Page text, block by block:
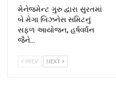
મેનેજમેન્ટ ગુરુ દ્વારા સુરતમાં
બે મેગા બિઝનેસ સમિટનું
સફળ આયોજન, હર્ષવર્ધન
જૈને…
PREV NEXT